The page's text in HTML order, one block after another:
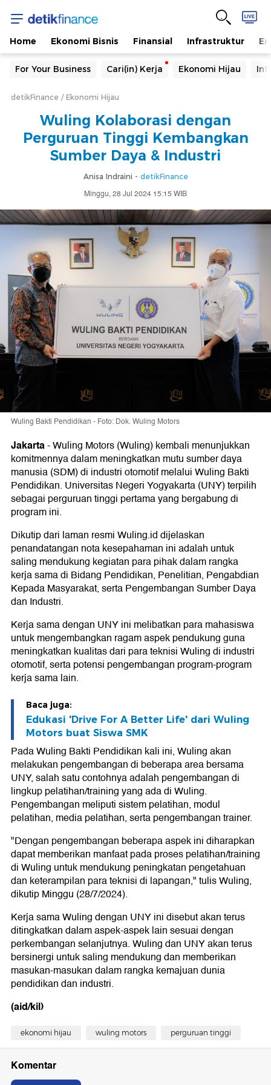
Home Ekonomi Bisnis Finansial Infrastruktur
For Your Business Cari(in) Kerja Ekonomi Hijau
detikFinance Ekonomi Hijau
Wuling Kolaborasi dengan
Perguruan Tinggi Kembangkan
Sumber Daya & Industri
Anisa Indraini - detikFinance
Minggu, 28 Jul 2024 15:15 WIB
Wuling Bakti Pendidikan - Foto: Dok. Wuling Motors
Jakarta-Wuling Motors (Wuling) kembali menunjukkan
komitmennya dalam meningkatkan mutu sumber daya
manusia (SDM) di industri otomotif melalui Wuling Bakti
Pendidikan. Universitas Negeri Yogyakarta (UNY) terpilih
sebagai perguruan tinggi pertama yang bergabung di
program ini.
Dikutip dari laman resmi Wuling.id dijelaskan
penandatangan nota kesepahaman ini adalah untuk
saling mendukung kegiatan para pihak dalam rangka
kerja sama di Bidang Pendidikan, Penelitian, Pengabdian
Kepada Masyarakat, serta Pengembangan Sumber Daya
dan Industri.
Kerja sama dengan UNY ini melibatkan para mahasiswa
untuk mengembangkan ragam aspek pendukung guna
meningkatkan kualitas dari para teknisi Wuling di industri
otomotif, serta potensi pengembangan program-program
kerja sama lain.
Baca juga:
Edukasi 'Drive For A Better Life' dari Wuling
Motors buat Siswa SMK
Pada Wuling Bakti Pendidikan kali ini, Wuling akan
melakukan pengembangan di beberapa area bersama
UNY, salah satu contohnya adalah pengembangan di
lingkup pelatihan/training yang ada di Wuling.
Pengembangan meliputi sistem pelatihan, modul
pelatihan, media pelatihan, serta pengembangan trainer.
"Dengan pengembangan beberapa aspek ini diharapkan
dapat memberikan manfaat pada proses pelatihan/training
di Wuling untuk mendukung peningkatan pengetahuan
dan keterampilan para teknisi di lapangan," tulis Wuling,
dikutip Minggu (28/7/2024).
Kerja sama Wuling dengan UNY ini disebut akan terus
ditingkatkan dalam aspek-aspek lain sesuai dengan
perkembangan selanjutnya. Wuling dan UNY akan terus
bersinergi untuk saling mendukung dan memberikan
masukan-masukan dalam rangka kemajuan dunia
pendidikan dan industri.
(aid/kil)
ekonomi hijau wuling motors perguruan tinggi
Komentar